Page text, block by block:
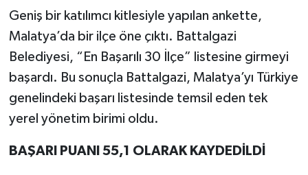
Geniş bir katılımcı kitlesiyle yapılan ankette,
Malatya’da bir ilçe öne çıktı. Battalgazi
Belediyesi, “En Başarılı 30 İlçe” listesine girmeyi
başardı. Bu sonuçla Battalgazi, Malatya’yı Türkiye
genelindeki başarı listesinde temsil eden tek
yerel yönetim birimi oldu.
BAŞARI PUANI 55,1 OLARAK KAYDEDİLDİ